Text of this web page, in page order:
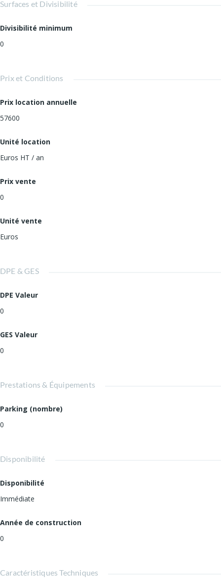
Surfaces et Divisibilité
Divisibilité minimum
0
Prix et Conditions
Prix location annuelle
57600
Unité location
Euros HT / an
Prix vente
0
Unité vente
Euros
DPE & GES
DPE Valeur
0
GES Valeur
0
Prestations & Équipements
Parking (nombre)
0
Disponibilité
Disponibilité
Immédiate
Année de construction
0
Caractéristiques Techniques